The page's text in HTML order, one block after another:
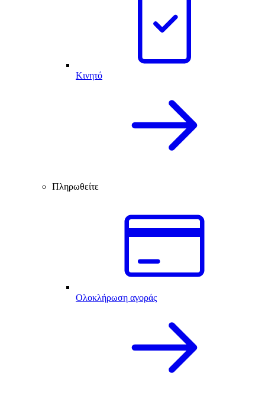
Κινητό
Πληρωθείτε
Ολοκλήρωση αγοράς